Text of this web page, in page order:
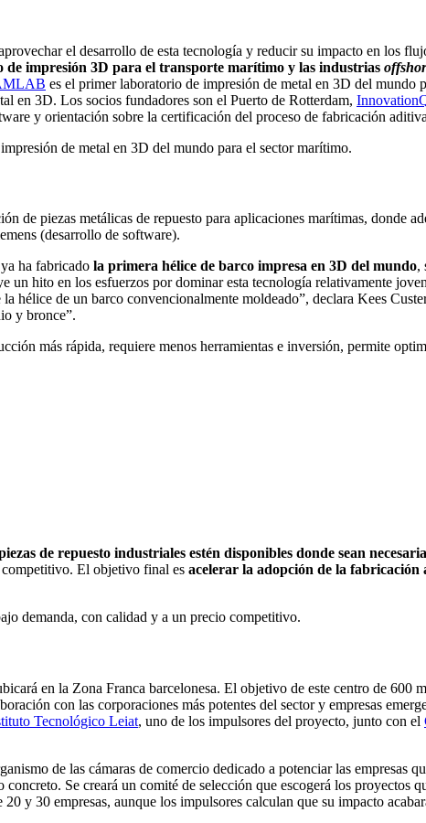
el desarrollo de esta tecnología y reducir su impacto en los
de impresión 3D para el transporte marítimo y las industrias
es el primer laboratorio de impresión de metal en 3D del mundo
en 3D. Los socios fundadores son el Puerto de Rotterdam,
y orientación sobre la certificación del proceso de fabricación
de metal en 3D del mundo para el sector marítimo.
piezas metálicas de repuesto para aplicaciones marítimas, donde
(desarrollo de software).
ya ha fabricado la primera hélice de barco impresa en 3D del mundo,
hito en los esfuerzos por dominar esta tecnología relativamente
hélice de un barco convencionalmente moldeado”, declara Kees
y bronce”.
más rápida, requiere menos herramientas e inversión, permite
de repuesto industriales estén disponibles donde sean
El objetivo final es acelerar la adopción de la fabricación
demanda, con calidad y a un precio competitivo.
en la Zona Franca barcelonesa. El objetivo de este centro de 600
con las corporaciones más potentes del sector y empresas
Tecnológico Leiat, uno de los impulsores del proyecto, junto con el
de las cámaras de comercio dedicado a potenciar las empresas
Se creará un comité de selección que escogerá los proyectos
y 30 empresas, aunque los impulsores calculan que su impacto